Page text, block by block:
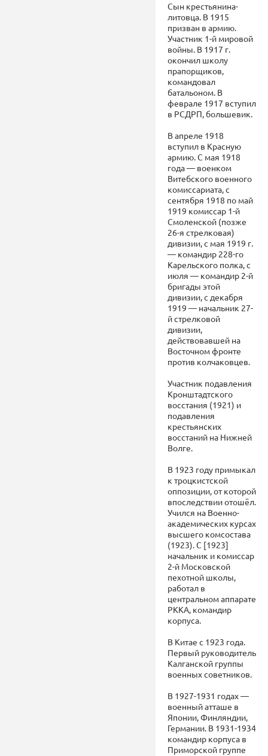
Сын крестьянина-
литовца. В 1915
призван в армию.
Участник 1-й мировой
войны. В 1917 г.
окончил школу
прапорщиков,
командовал
батальоном. В
феврале 1917 вступил
в РСДРП, большевик.
В апреле 1918
вступил в Красную
армию. С мая 1918
года — военком
Витебского военного
комиссариата, с
сентября 1918 по май
1919 комиссар 1-й
Смоленской (позже
26-я стрелковая)
дивизии, с мая 1919 г.
— командир 228-го
Карельского полка, с
июля — командир 2-й
бригады этой
дивизии, с декабря
1919 — начальник 27-
й стрелковой
дивизии,
действовавшей на
Восточном фронте
против колчаковцев.
Участник подавления
Кронштадтского
восстания (1921) и
подавления
крестьянских
восстаний на Нижней
Волге.
В 1923 году примыкал
к троцкистской
оппозиции, от которой
впоследствии отошёл.
Учился на Военно-
академических курсах
высшего комсостава
(1923). С [1923]
начальник и комиссар
2-й Московской
пехотной школы,
работал в
центральном аппарате
РККА, командир
корпуса.
В Китае с 1923 года.
Первый руководитель
Калганской группы
военных советников.
В 1927-1931 годах —
военный атташе в
Японии, Финляндии,
Германии. В 1931-1934
командир корпуса в
Приморской группе